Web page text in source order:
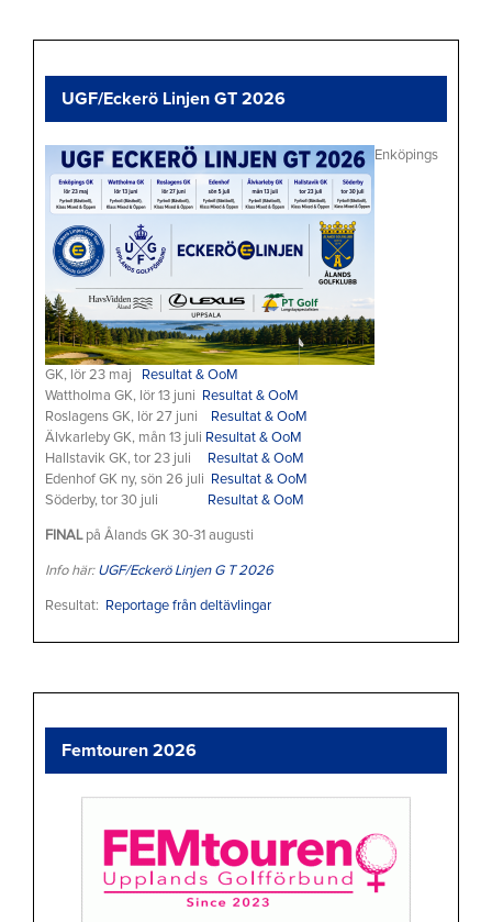
UGF/Eckerö Linjen GT 2026
Enköpings
GK, lör 23 maj
Resultat & OoM
Wattholma GK, lör 13 juni
Resultat & OoM
Roslagens GK, lör 27 juni
Resultat & OoM
Älvkarleby GK, mån 13 juli Resultat & OoM
Hallstavik GK, tor 23 juli
Resultat & OoM
Edenhof GK ny, sön 26 juli
Resultat & OoM
Söderby, tor 30 juli
Resultat & OoM
FINALpå Ålands GK 30-31 augusti
Info här: UGF/Eckerö Linjen G T 2026
Resultat: Reportage från deltävlingar
Femtouren 2026